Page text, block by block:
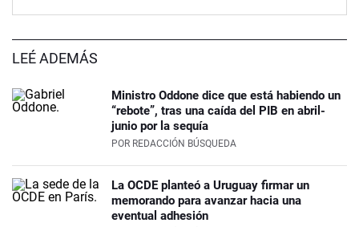
LEÉ ADEMÁS
Ministro Oddone dice que está habiendo un
“rebote”, tras una caída del PIB en abril-
junio por la sequía
POR REDACCIÓN BÚSQUEDA
La OCDE planteó a Uruguay firmar un
memorando para avanzar hacia una
eventual adhesión